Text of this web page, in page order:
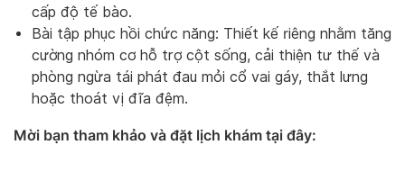
cấp độ tế bào.
Bài tập phục hồi chức năng: Thiết kế riêng nhằm tăng
cường nhóm cơ hỗ trợ cột sống, cải thiện tư thế và
phòng ngừa tái phát đau mỏi cổ vai gáy, thắt lưng
hoặc thoát vị đĩa đệm.
Mời bạn tham khảo và đặt lịch khám tại đây: